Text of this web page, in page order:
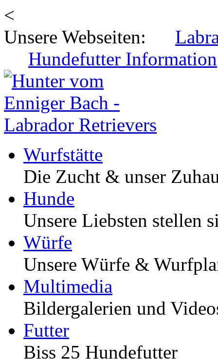
<
Unsere Webseiten:
Hundefutter Information
Wurfstätte
Die Zucht & unser
Hunde
Unsere Liebsten stellen
Würfe
Unsere Würfe &
Multimedia
Bildergalerien und
Futter
Biss 25 Hundefutter